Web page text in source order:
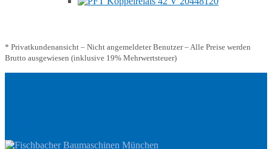
* Privatkundenansicht – Nicht angemeldeter Benutzer – Alle Preise werden
Brutto ausgewiesen (inklusive 19% Mehrwertsteuer)